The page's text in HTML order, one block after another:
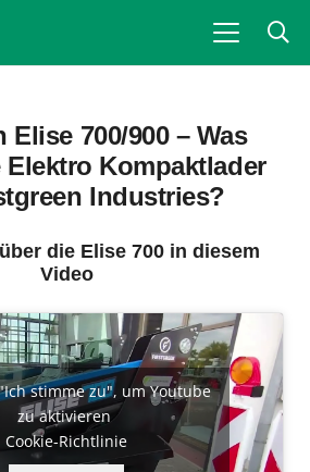
Elise 700/900 – Was
Kompaktlader
Industries?
die Elise 700 in diesem
Video
stimme zu", um Youtube
zu aktivieren
Cookie-Richtlinie